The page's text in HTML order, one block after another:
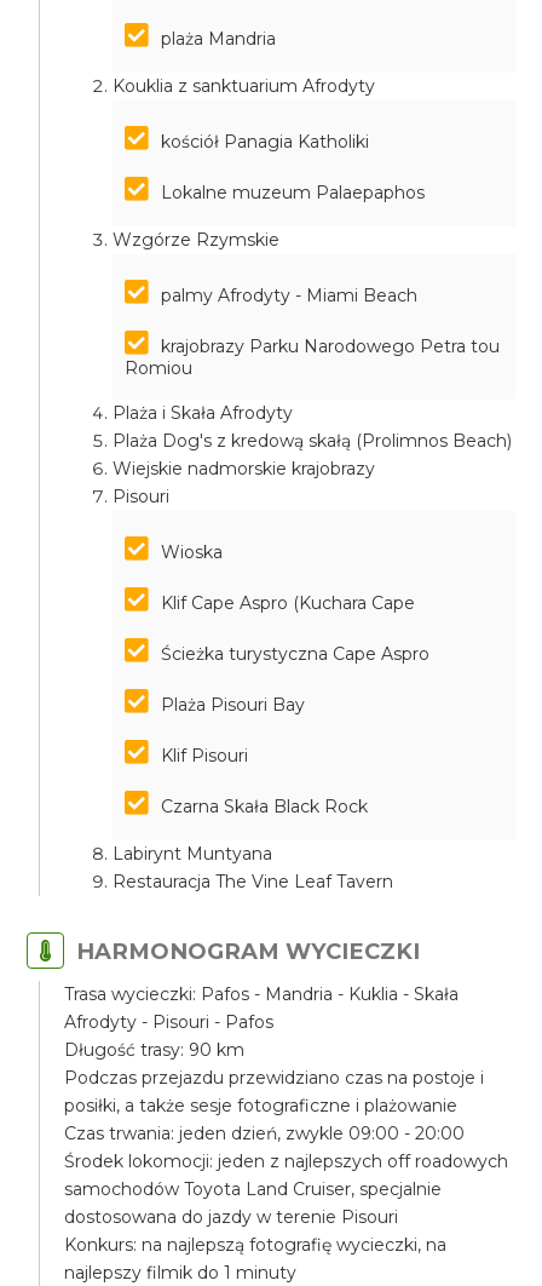
plaża Mandria
Kouklia z sanktuarium Afrodyty
kościół Panagia Katholiki
Lokalne muzeum Palaepaphos
Wzgórze Rzymskie
palmy Afrodyty - Miami Beach
krajobrazy Parku Narodowego Petra tou
Romiou
Plaża i Skała Afrodyty
Plaża Dog's z kredową skałą (Prolimnos Beach)
Wiejskie nadmorskie krajobrazy
Pisouri
Wioska
Klif Cape Aspro (Kuchara Cape
Ścieżka turystyczna Cape Aspro
Plaża Pisouri Bay
Klif Pisouri
Czarna Skała Black Rock
Labirynt Muntyana
Restauracja The Vine Leaf Tavern
HARMONOGRAM WYCIECZKI
Trasa wycieczki: Pafos - Mandria - Kuklia - Skała
Afrodyty - Pisouri - Pafos
Długość trasy: 90 km
Podczas przejazdu przewidziano czas na postoje i
posiłki, a także sesje fotograficzne i plażowanie
Czas trwania: jeden dzień, zwykle 09:00 - 20:00
Środek lokomocji: jeden z najlepszych off roadowych
samochodów Toyota Land Cruiser, specjalnie
dostosowana do jazdy w terenie Pisouri
Konkurs: na najlepszą fotografię wycieczki, na
najlepszy filmik do 1 minuty